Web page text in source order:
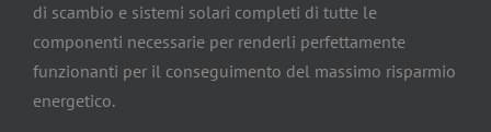
di scambio e sistemi solari completi di tutte le
componenti necessarie per renderli perfettamente
funzionanti per il conseguimento del massimo risparmio
energetico.